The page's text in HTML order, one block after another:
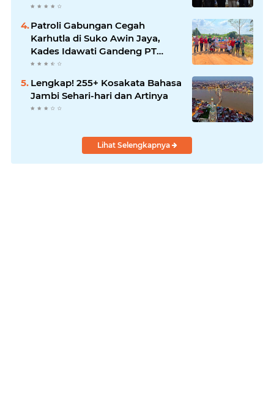
Patroli Gabungan Cegah
Karhutla di Suko Awin Jaya,
Kades Idawati Gandeng PT
BBB-S, TNI dan BPD
Lengkap! 255+ Kosakata Bahasa
Jambi Sehari-hari dan Artinya
Lihat Selengkapnya